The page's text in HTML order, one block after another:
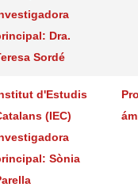
Dra.
Sordé
d'Estudis
(IEC)
Sònia